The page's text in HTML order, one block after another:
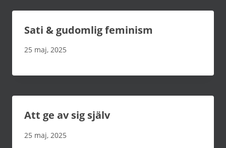
Sati & gudomlig feminism
25 maj, 2025
Att ge av sig själv
25 maj, 2025